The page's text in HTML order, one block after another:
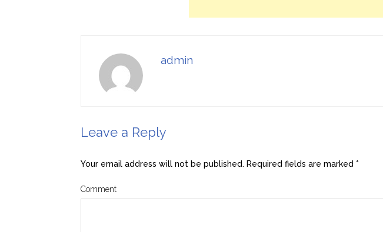
admin
Leave a Reply
Your email address will not be published. Required fields are marked *
Comment